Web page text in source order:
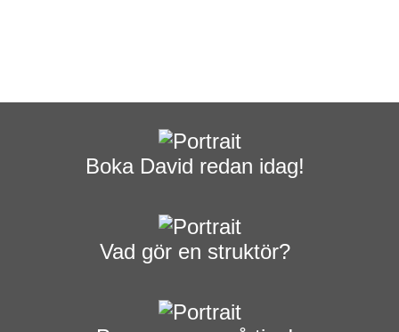
Boka David redan idag!
Vad gör en struktör?